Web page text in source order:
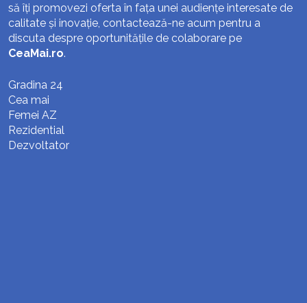
să îți promovezi oferta în fața unei audiențe interesate de
calitate și inovație, contactează-ne acum pentru a
discuta despre oportunitățile de colaborare pe
CeaMai.ro.
Gradina 24
Cea mai
Femei AZ
Rezidential
Dezvoltator